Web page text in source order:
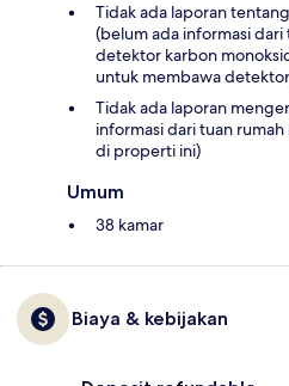
Tidak ada laporan
(belum ada informasi
detektor karbon
untuk membawa
Tidak ada laporan
informasi dari tuan
di properti ini)
Umum
38 kamar
Biaya & kebijakan